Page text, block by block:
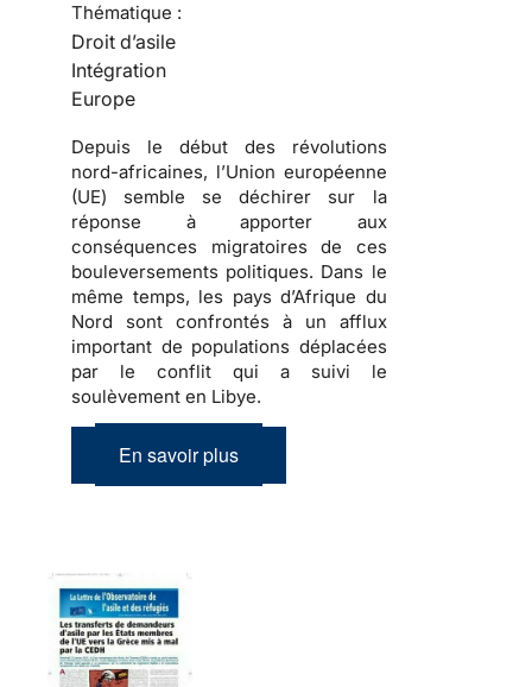
Thématique :
Droit d’asile
Intégration
Europe
Depuis le début des révolutions
nord-africaines, l’Union européenne
(UE) semble se déchirer sur la
réponse à apporter aux
conséquences migratoires de ces
bouleversements politiques. Dans le
même temps, les pays d’Afrique du
Nord sont confrontés à un afflux
important de populations déplacées
par le conflit qui a suivi le
soulèvement en Libye.
En savoir plus